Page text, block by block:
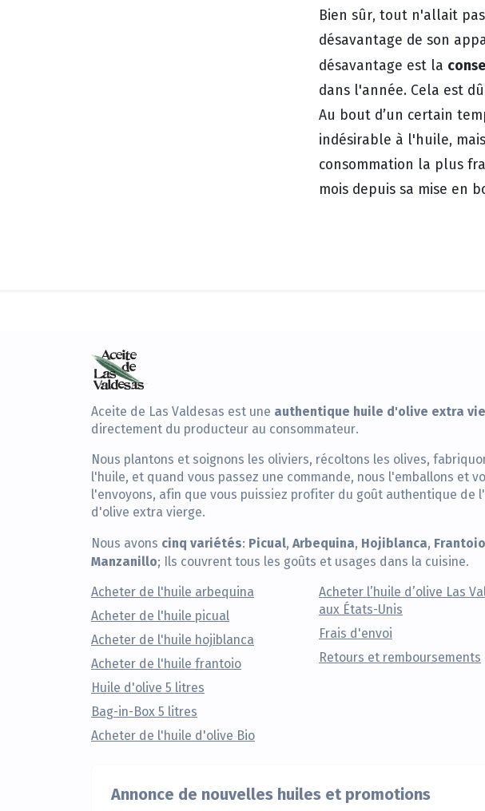
Bien sûr, tout n'allait
désavantage de son
désavantage est la
dans l'année. Cela est
Au bout d’un certain
indésirable à l'huile,
consommation la plus
mois depuis sa mise en
Aceite de Las Valdesas est une authentique huile d'olive extra
directement du producteur au consommateur.
Nous plantons et soignons les oliviers, récoltons les olives,
l'huile, et quand vous passez une commande, nous l'emballons et
l'envoyons, afin que vous puissiez profiter du goût authentique de
d'olive extra vierge.
Nous avons cinq variétés: Picual, Arbequina, Hojiblanca, Frantoio
Manzanillo; Ils couvrent tous les goûts et usages dans la cuisine.
Acheter de l'huile arbequina
Acheter de l'huile picual
Acheter de l'huile hojiblanca
Acheter de l'huile frantoio
Huile d'olive 5 litres
Bag-in-Box 5 litres
Acheter de l'huile d'olive Bio
Acheter l’huile d’olive Las
aux États-Unis
Frais d'envoi
Retours et remboursements
Annonce de nouvelles huiles et promotions